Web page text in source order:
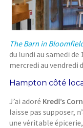
The Barn in
du lundi au samedi de
mercredi au vendredi
Hampton côté
J’ai adoré Kredl’s
laisse pas supposer,
une véritable épicerie,